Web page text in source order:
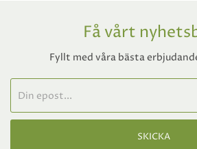
Få vårt
Fyllt med våra bästa
SKICKA